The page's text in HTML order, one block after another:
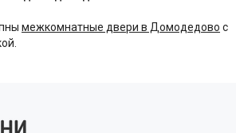
межкомнатные двери в Домодедово с